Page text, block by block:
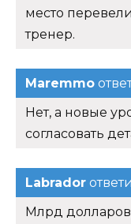
место
тренер.
Maremmo
Нет, а новые
согласовать
Labrador
Млрд